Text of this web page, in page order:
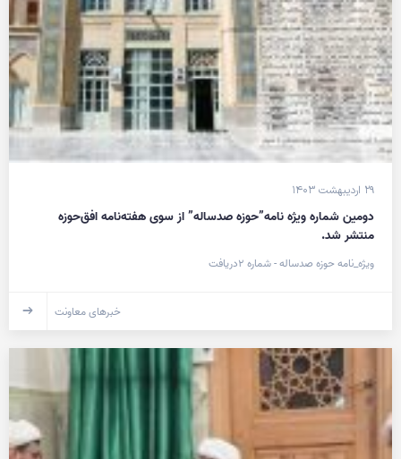
۲۹ اردیبهشت ۱۴۰۳
دومین شماره ویژه نامه”حوزه صدساله” از سوی هفته‌نامه افق‌حوزه
منتشر شد.
ویژه_نامه حوزه صدساله - شماره ۲دریافت
خبرهای معاونت